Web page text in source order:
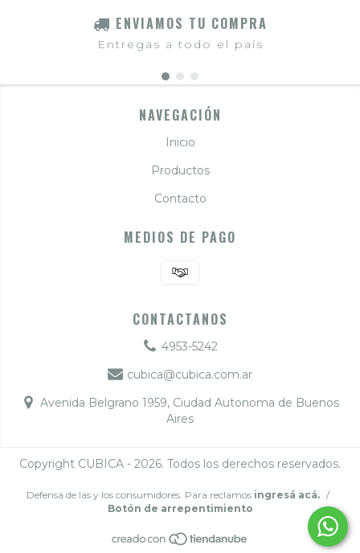
ENVIAMOS TU COMPRA
Entregas a todo el país
NAVEGACIÓN
Inicio
Productos
Contacto
MEDIOS DE PAGO
CONTACTANOS
4953-5242
cubica@cubica.com.ar
Avenida Belgrano 1959, Ciudad Autonoma de Buenos
Aires
Copyright CUBICA - 2026. Todos los derechos reservados.
Defensa de las y los consumidores. Para reclamos ingresá acá. /
Botón de arrepentimiento